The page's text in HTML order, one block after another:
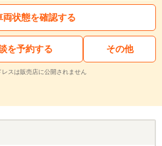
両状態を確認する
を予約する その他
スは販売店に公開されません